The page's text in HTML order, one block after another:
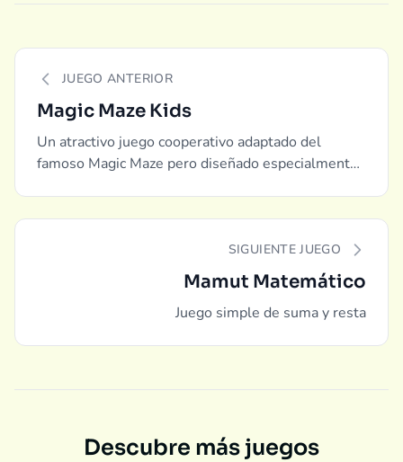
JUEGO ANTERIOR
Magic Maze Kids
Un atractivo juego cooperativo adaptado del
famoso Magic Maze pero diseñado especialmente
SIGUIENTE JUEGO
Mamut Matemático
Juego simple de suma y resta
Descubre más juegos